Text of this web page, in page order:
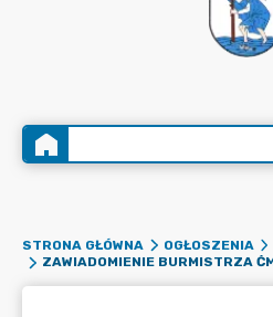
STRONA GŁÓWNA OGŁOSZENIA